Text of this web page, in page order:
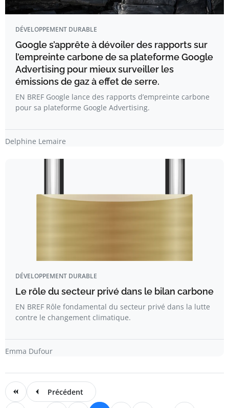
DÉVELOPPEMENT DURABLE
Google s’apprête à dévoiler des rapports sur
l’empreinte carbone de sa plateforme Google
Advertising pour mieux surveiller les
émissions de gaz à effet de serre.
EN BREF Google lance des rapports d’empreinte carbone
pour sa plateforme Google Advertising.
Delphine Lemaire
DÉVELOPPEMENT DURABLE
Le rôle du secteur privé dans le bilan carbone
EN BREF Rôle fondamental du secteur privé dans la lutte
contre le changement climatique.
Emma Dufour
Précédent